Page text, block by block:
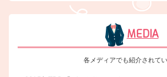
MEDIA
各メディアでも紹介されて